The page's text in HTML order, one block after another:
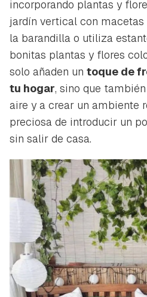
incorporando plantas y
jardín vertical con macetas
la barandilla o utiliza
bonitas plantas y flores
solo añaden un toque de
tu hogar, sino que
aire y a crear un ambiente
preciosa de introducir un
sin salir de casa.